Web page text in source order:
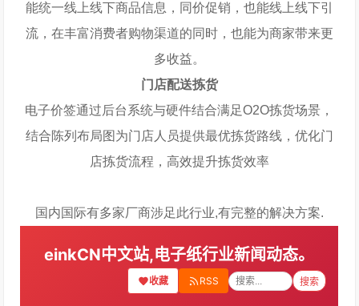
能统一线上线下商品信息，同价促销，也能线上线下引
流，在丰富消费者购物渠道的同时，也能为商家带来更
多收益。
门店配送拣货
电子价签通过后台系统与硬件结合满足O2O拣货场景，
结合陈列布局图为门店人员提供最优拣货路线，优化门
店拣货流程，高效提升拣货效率
国内国际有多家厂商涉足此行业,有完整的解决方案.